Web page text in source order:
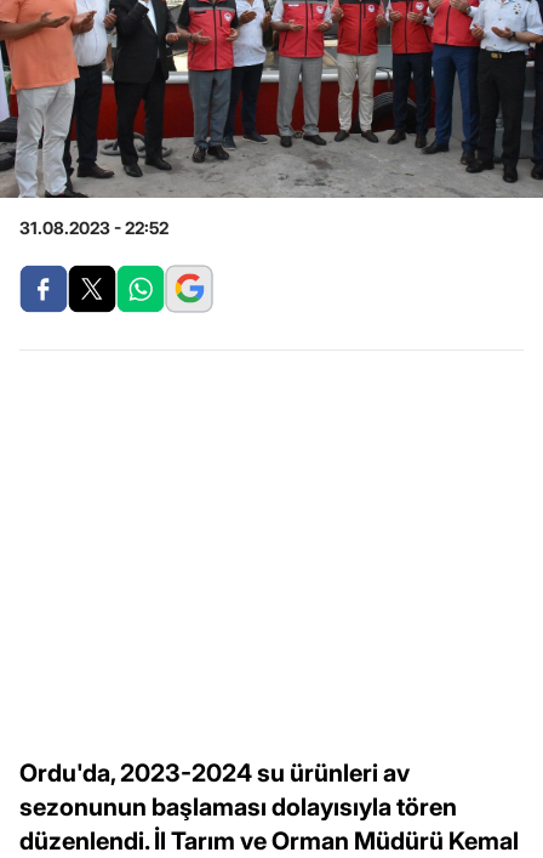
31.08.2023 - 22:52
Ordu'da, 2023-2024 su ürünleri av
sezonunun başlaması dolayısıyla tören
düzenlendi. İl Tarım ve Orman Müdürü Kemal